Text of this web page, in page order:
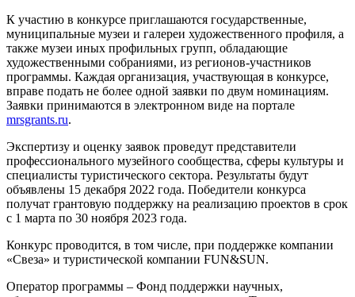
К участию в конкурсе приглашаются государственные,
муниципальные музеи и галереи художественного профиля, а
также музеи иных профильных групп, обладающие
художественными собраниями, из регионов-участников
программы. Каждая организация, участвующая в конкурсе,
вправе подать не более одной заявки по двум номинациям.
Заявки принимаются в электронном виде на портале
mrsgrants.ru.
Экспертизу и оценку заявок проведут представители
профессионального музейного сообщества, сферы культуры и
специалисты туристического сектора. Результаты будут
объявлены 15 декабря 2022 года. Победители конкурса
получат грантовую поддержку на реализацию проектов в срок
с 1 марта по 30 ноября 2023 года.
Конкурс проводится, в том числе, при поддержке компании
«Свеза» и туристической компании FUN&SUN.
Оператор программы – Фонд поддержки научных,